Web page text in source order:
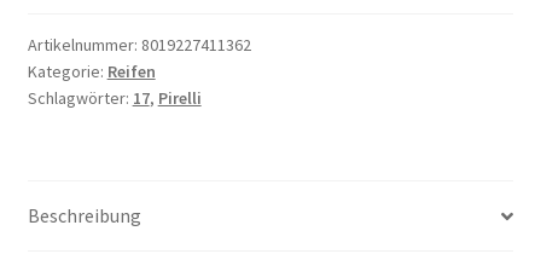
Artikelnummer: 8019227411362
Kategorie: Reifen
Schlagwörter: 17, Pirelli
Beschreibung